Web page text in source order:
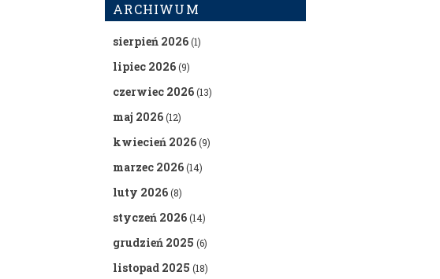
ARCHIWUM
sierpień 2026(1)
lipiec 2026(9)
czerwiec 2026(13)
maj 2026(12)
kwiecień 2026(9)
marzec 2026(14)
luty 2026(8)
styczeń 2026(14)
grudzień 2025 (6)
listopad 2025 (18)